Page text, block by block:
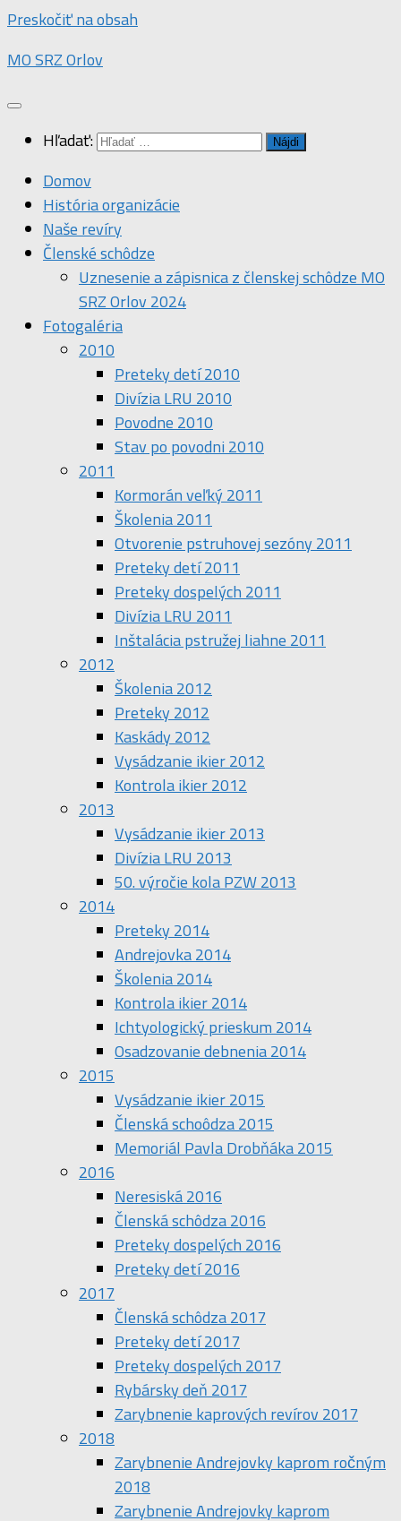
Preskočiť na obsah
MO SRZ Orlov
Hľadať:
Domov
História organizácie
Naše revíry
Členské schôdze
Uznesenie a zápisnica z členskej schôdze MO
SRZ Orlov 2024
Fotogaléria
2010
Preteky detí 2010
Divízia LRU 2010
Povodne 2010
Stav po povodni 2010
2011
Kormorán veľký 2011
Školenia 2011
Otvorenie pstruhovej sezóny 2011
Preteky detí 2011
Preteky dospelých 2011
Divízia LRU 2011
Inštalácia pstružej liahne 2011
2012
Školenia 2012
Preteky 2012
Kaskády 2012
Vysádzanie ikier 2012
Kontrola ikier 2012
2013
Vysádzanie ikier 2013
Divízia LRU 2013
50. výročie kola PZW 2013
2014
Preteky 2014
Andrejovka 2014
Školenia 2014
Kontrola ikier 2014
Ichtyologický prieskum 2014
Osadzovanie debnenia 2014
2015
Vysádzanie ikier 2015
Členská schoôdza 2015
Memoriál Pavla Drobňáka 2015
2016
Neresiská 2016
Členská schôdza 2016
Preteky dospelých 2016
Preteky detí 2016
2017
Členská schôdza 2017
Preteky detí 2017
Preteky dospelých 2017
Rybársky deň 2017
Zarybnenie kaprových revírov 2017
2018
Zarybnenie Andrejovky kaprom ročným
2018
Zarybnenie Andrejovky kaprom